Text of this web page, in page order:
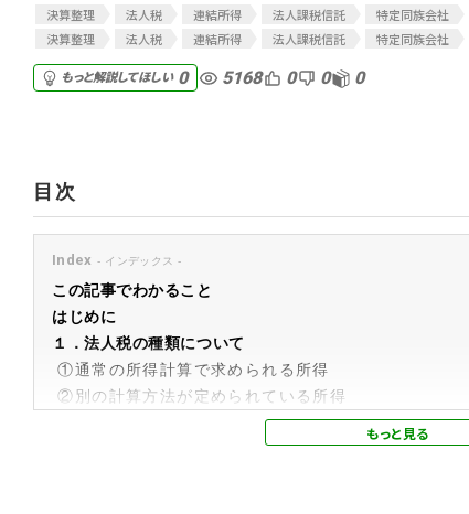
決算整理 法人税 連結所得 法人課税信託 特定同族会社
決算整理
法人税 連結所得 法人課税信託 特定同族会社
もっと解説してほしい 0 5168 0 0 0
目次
Index
この記事でわかること
はじめに
１．法人税の種類について
①通常の所得計算で求められる所得
②別の計算方法が定められている所得
③納税義務のない法人がある
④法人税以外に法人が課される主な税金